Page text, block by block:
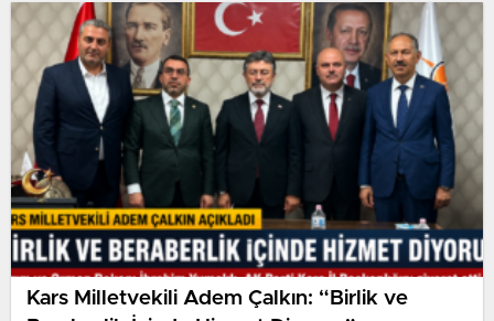
Kars Milletvekili Adem Çalkın: “Birlik ve